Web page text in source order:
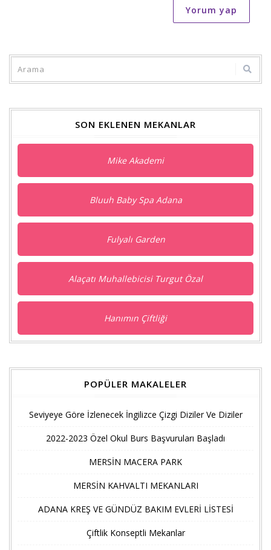
Yorum yap
SON EKLENEN MEKANLAR
Mike Akademi
Bluuh Baby Spa Adana
Fulyalı Garden
Alaçatı Muhallebicisi Turgut Özal
Hanımın Çiftliği
POPÜLER MAKALELER
Seviyeye Göre İzlenecek İngilizce Çizgi Diziler Ve Diziler
2022-2023 Özel Okul Burs Başvuruları Başladı
MERSİN MACERA PARK
MERSİN KAHVALTI MEKANLARI
ADANA KREŞ VE GÜNDÜZ BAKIM EVLERİ LİSTESİ
Çiftlik Konseptli Mekanlar